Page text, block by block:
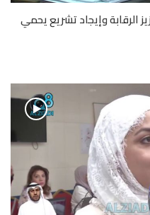
الرقابة وإيجاد تشريع يحمي